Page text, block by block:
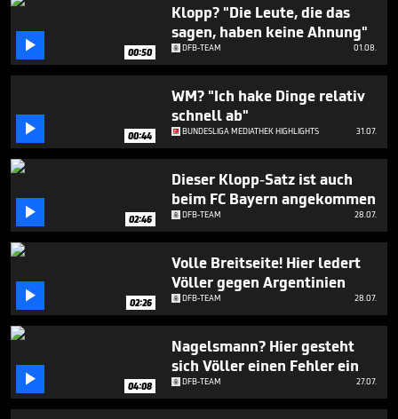
46
 00:50
Klopp? "Die Leute, die das
sagen, haben keine Ahnung"
DFB-TEAM 01.08.
 00:44
WM? "Ich hake Dinge relativ
schnell ab"
BUNDESLIGA MEDIATHEK HIGHLIGHTS 31.07.
 02:46
Dieser Klopp-Satz ist auch
beim FC Bayern angekommen
DFB-TEAM 28.07.
 02:26
Volle Breitseite! Hier ledert
Völler gegen Argentinien
DFB-TEAM 28.07.
 04:08
Nagelsmann? Hier gesteht
sich Völler einen Fehler ein
DFB-TEAM 27.07.